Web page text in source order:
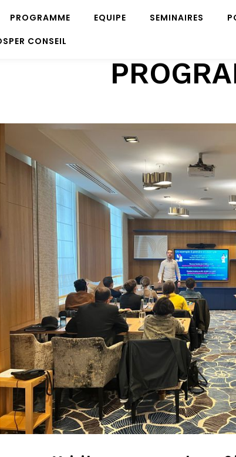
PROGRAMME EQUIPE SEMINAIRES
CONSEIL